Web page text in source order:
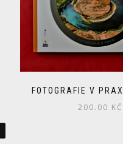
FOTOGRAFIE V
200.00 KČ